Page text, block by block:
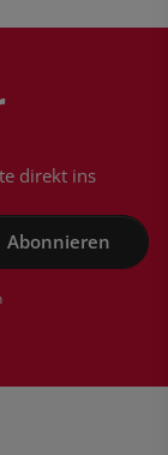
direkt ins
Abonnieren